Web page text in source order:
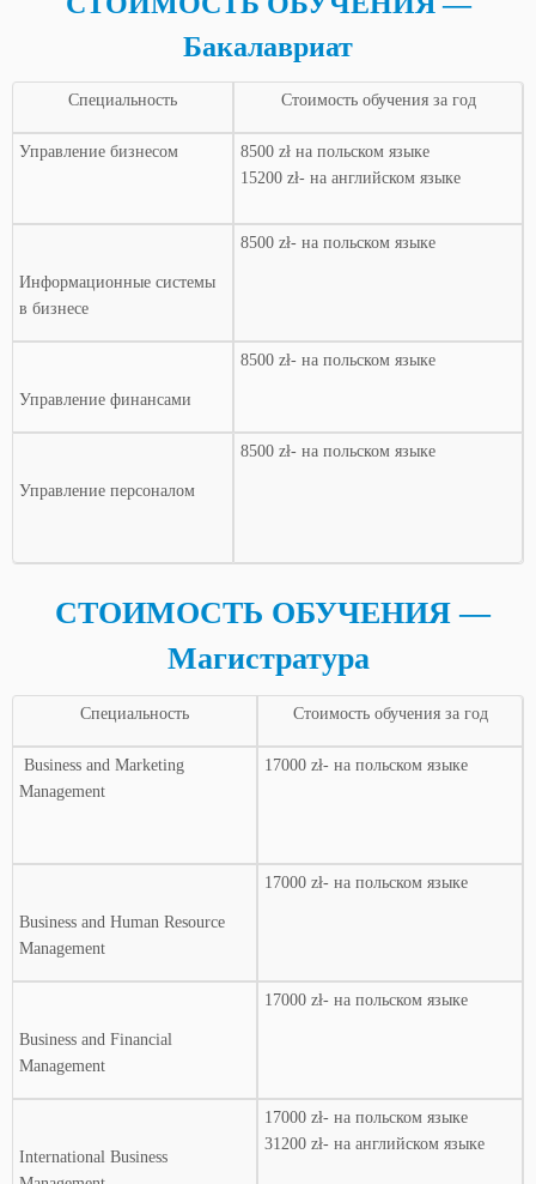
Бакалавриат
Специальность Стоимость обучения за год
Управление бизнесом
8500 zł на польском языке
15200 zł- на английском языке
Информационные системы
в бизнесе
8500 zł- на польском языке
Управление финансами
8500 zł- на польском языке
Управление персоналом
8500 zł- на польском языке
СТОИМОСТЬ ОБУЧЕНИЯ —
Магистратура
Специальность Стоимость обучения за год
Business and Marketing
Management
17000 zł- на польском языке
Business and Human Resource
Management
17000 zł- на польском языке
Business and Financial
Management
17000 zł- на польском языке
International Business
17000 zł- на польском языке
31200 zł- на английском языке